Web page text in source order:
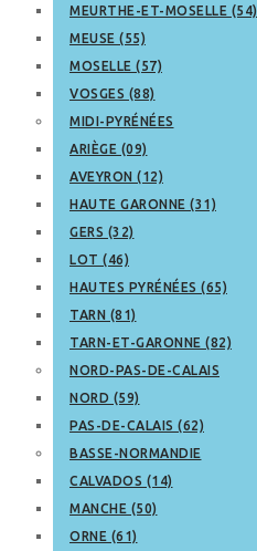
MEURTHE-ET-MOSELLE (54)
MEUSE (55)
MOSELLE (57)
VOSGES (88)
MIDI-PYRÉNÉES
ARIÈGE (09)
AVEYRON (12)
HAUTE GARONNE (31)
GERS (32)
LOT (46)
HAUTES PYRÉNÉES (65)
TARN (81)
TARN-ET-GARONNE (82)
NORD-PAS-DE-CALAIS
NORD (59)
PAS-DE-CALAIS (62)
BASSE-NORMANDIE
CALVADOS (14)
MANCHE (50)
ORNE (61)